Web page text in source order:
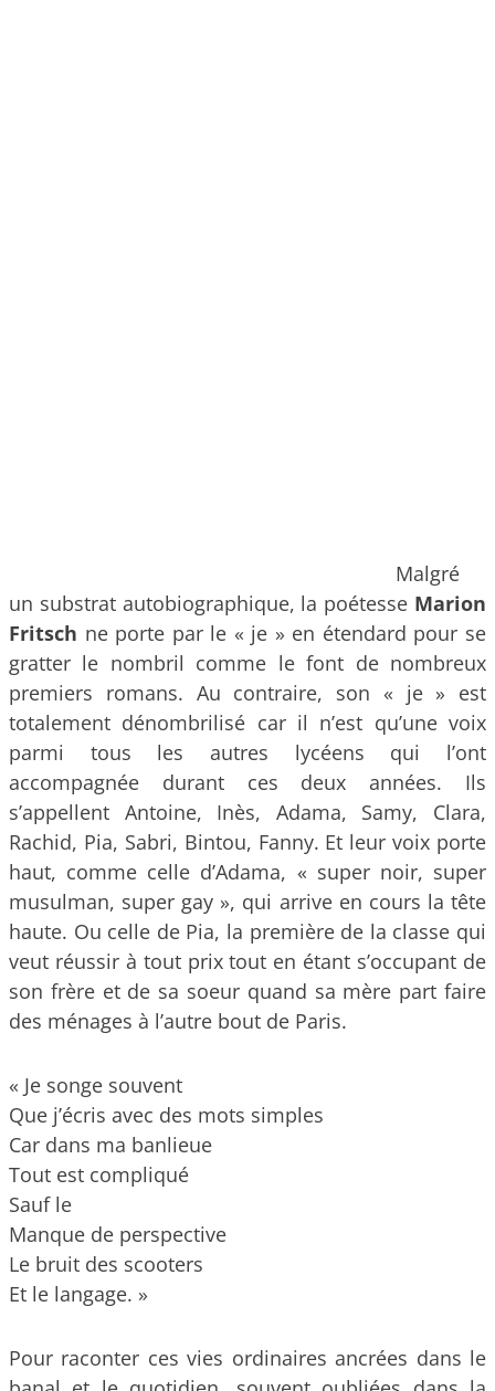
Malgré
un substrat autobiographique, la poétesse Marion
Fritsch ne porte par le « je » en étendard pour se
gratter le nombril comme le font de nombreux
premiers romans. Au contraire, son « je » est
totalement dénombrilisé car il n’est qu’une voix
parmi tous les autres lycéens qui l’ont
accompagnée durant ces deux années. Ils
s’appellent Antoine, Inès, Adama, Samy, Clara,
Rachid, Pia, Sabri, Bintou, Fanny. Et leur voix porte
haut, comme celle d’Adama, « super noir, super
musulman, super gay », qui arrive en cours la tête
haute. Ou celle de Pia, la première de la classe qui
veut réussir à tout prix tout en étant s’occupant de
son frère et de sa soeur quand sa mère part faire
des ménages à l’autre bout de Paris.
« Je songe souvent
Que j’écris avec des mots simples
Car dans ma banlieue
Tout est compliqué
Sauf le
Manque de perspective
Le bruit des scooters
Et le langage. »
Pour raconter ces vies ordinaires ancrées dans le